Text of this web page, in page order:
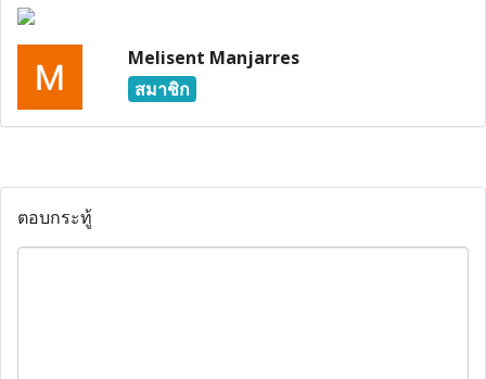
Melisent Manjarres
สมาชิก
ตอบกระทู้